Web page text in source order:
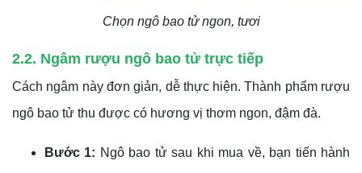
Chọn ngô bao tử ngon, tươi
2.2. Ngâm rượu ngô bao tử trực tiếp
Cách ngâm này đơn giản, dễ thực hiện. Thành phẩm rượu
ngô bao tử thu được có hương vị thơm ngon, đậm đà.
Bước 1: Ngô bao tử sau khi mua về, bạn tiến hành